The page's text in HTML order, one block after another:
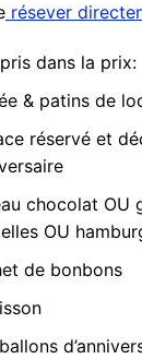
résever
dans la prix:
& patins de
réservé et
chocolat OU
OU
de bonbons